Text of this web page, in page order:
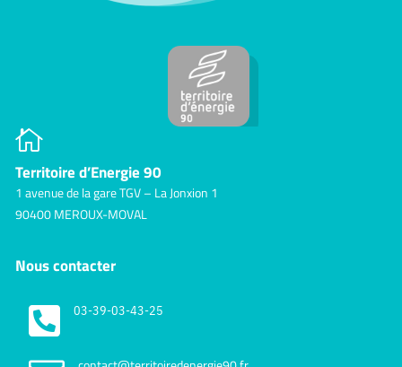

Territoire d’Energie 90
1 avenue de la gare TGV – La Jonxion 1
90400 MEROUX-MOVAL
Nous contacter
 03-39-03-43-25